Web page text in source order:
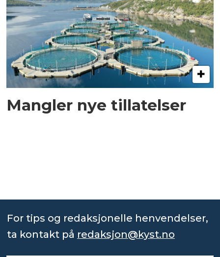
Mangler nye tillatelser
For tips og redaksjonelle henvendelser,
ta kontakt på redaksjon@kyst.no